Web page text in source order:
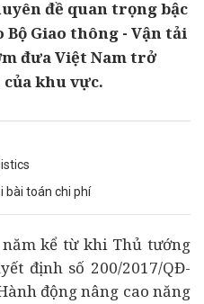
đề quan trọng bậc
Giao thông - Vận tải
đưa Việt Nam trở
khu vực.
bài toán chi phí
kể từ khi Thủ tướng
định số 200/2017/QĐ-
động nâng cao năng